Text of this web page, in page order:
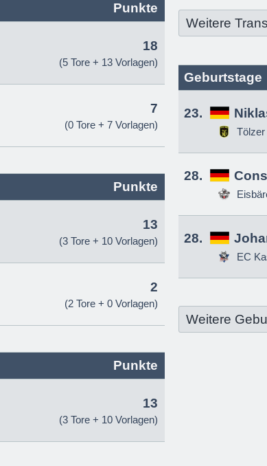
Punkte
18
(5 Tore + 13 Vorlagen)
7
(0 Tore + 7 Vorlagen)
Punkte
13
(3 Tore + 10 Vorlagen)
2
(2 Tore + 0 Vorlagen)
Punkte
13
(3 Tore + 10 Vorlagen)
Weitere
Geburtstage
23.
28.
28.
EC
Weitere